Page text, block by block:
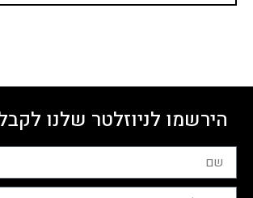
הירשמו לניוזלטר שלנו